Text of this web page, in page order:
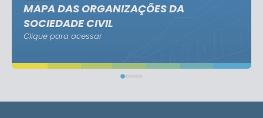
MAPA DAS ORGANIZAÇÕES DA
SOCIEDADE CIVIL
Clique para acessar